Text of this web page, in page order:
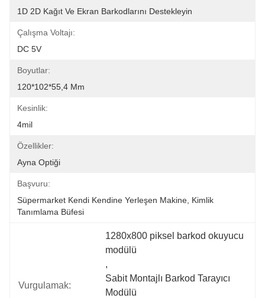
1D 2D Kağıt Ve Ekran Barkodlarını Destekleyin
Çalışma Voltajı:
DC 5V
Boyutlar:
120*102*55,4 Mm
Kesinlik:
4mil
Özellikler:
Ayna Optiği
Başvuru:
Süpermarket Kendi Kendine Yerleşen Makine, Kimlik
Tanımlama Büfesi
Vurgulamak:
1280x800 piksel barkod okuyucu
modülü
,
Sabit Montajlı Barkod Tarayıcı
Modülü